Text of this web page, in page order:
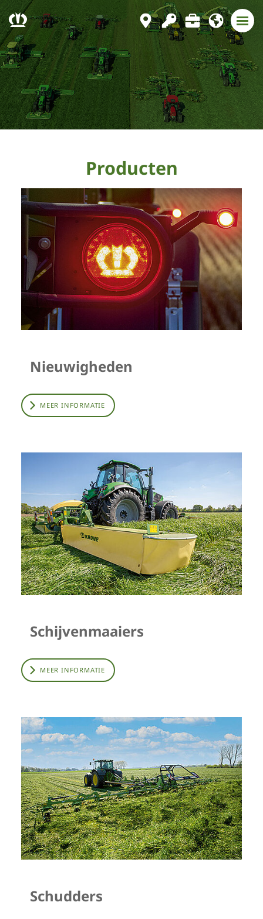
Producten
Nieuwigheden
MEER INFORMATIE
Schijvenmaaiers
MEER INFORMATIE
Schudders